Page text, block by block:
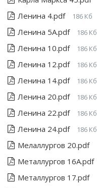
Ленина 4.pdf 186 Кб
Ленина 5А.pdf 186 Кб
Ленина 10.pdf 186 Кб
Ленина 12.pdf 186 Кб
Ленина 14.pdf 186 Кб
Ленина 20.pdf 186 Кб
Ленина 22.pdf 186 Кб
Ленина 24.pdf 186 Кб
Мелаллургов 20.pdf
Металлургов 16А.pdf
Металлургов 17.pdf